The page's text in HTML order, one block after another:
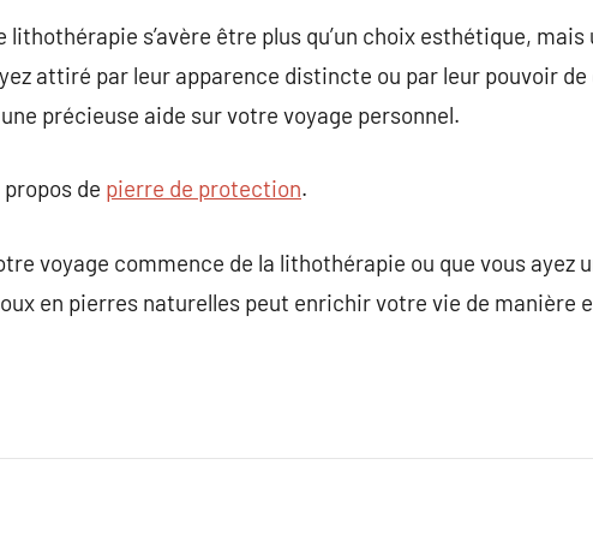
lithothérapie s’avère être plus qu’un choix esthétique,
attiré par leur apparence distincte ou par leur pouvoir
précieuse aide sur votre voyage personnel.
de pierre de protection.
voyage commence de la lithothérapie ou que vous ayez
en pierres naturelles peut enrichir votre vie de manière